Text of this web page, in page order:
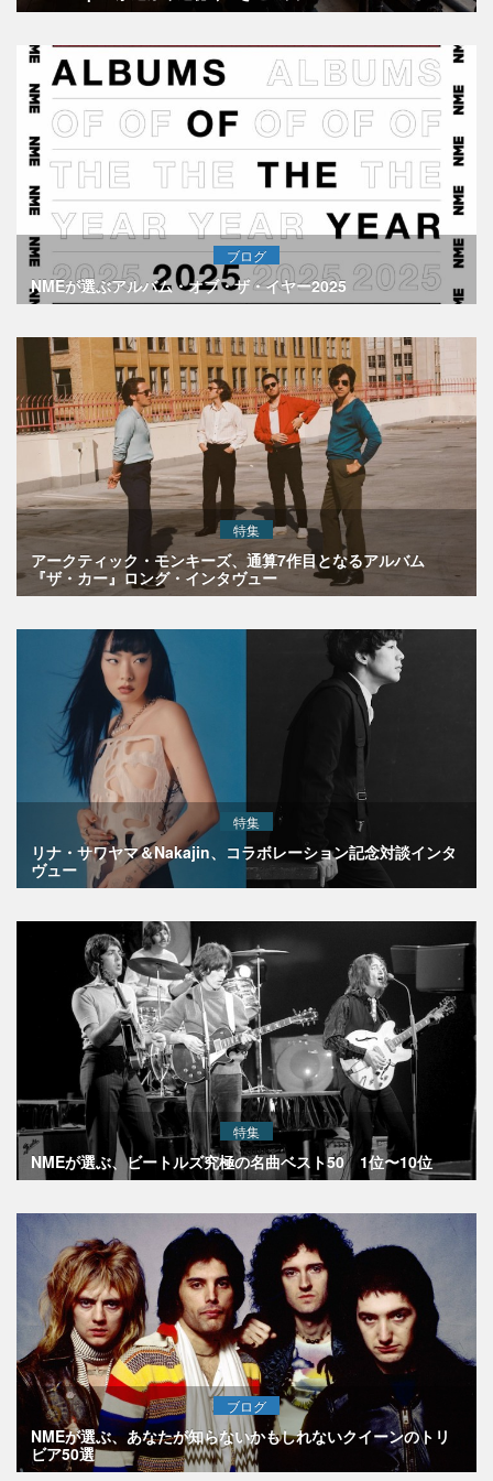
ブログ
NMEが選ぶアルバム・オブ・ザ・イヤー2025
特集
アークティック・モンキーズ、通算7作目となるアルバム
『ザ・カー』ロング・インタヴュー
特集
リナ・サワヤマ＆Nakajin、コラボレーション記念対談インタ
ヴュー
特集
NMEが選ぶ、ビートルズ究極の名曲ベスト50 1位〜10位
ブログ
NMEが選ぶ、あなたが知らないかもしれないクイーンのトリ
ビア50選